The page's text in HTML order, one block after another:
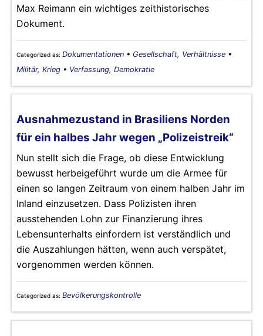
Max Reimann ein wichtiges zeithistorisches
Dokument.
Categorized as: Dokumentationen • Gesellschaft, Verhältnisse •
Militär, Krieg • Verfassung, Demokratie
Ausnahmezustand in Brasiliens Norden
für ein halbes Jahr wegen „Polizeistreik“
Nun stellt sich die Frage, ob diese Entwicklung
bewusst herbeigeführt wurde um die Armee für
einen so langen Zeitraum von einem halben Jahr im
Inland einzusetzen. Dass Polizisten ihren
ausstehenden Lohn zur Finanzierung ihres
Lebensunterhalts einfordern ist verständlich und
die Auszahlungen hätten, wenn auch verspätet,
vorgenommen werden können.
Categorized as: Bevölkerungskontrolle